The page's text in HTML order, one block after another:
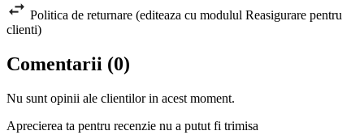
Politica de returnare (editeaza cu modulul Reasigurare pentru
clienti)
Comentarii (0)
Nu sunt opinii ale clientilor in acest moment.
Aprecierea ta pentru recenzie nu a putut fi trimisa